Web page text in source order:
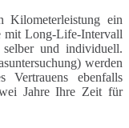
Kilometerleistung ein
mit Long-Life-Intervall
und individuell.
werden
Vertrauens ebenfalls
Jahre Ihre Zeit für